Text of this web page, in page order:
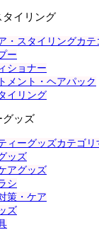
イリング
・スタイリングカテ
ー
ショナー
メント・ヘアパック
イリング
グッズ
ィーグッズカテゴリ
ッズ
アグッズ
シ
策・ケア
ズ